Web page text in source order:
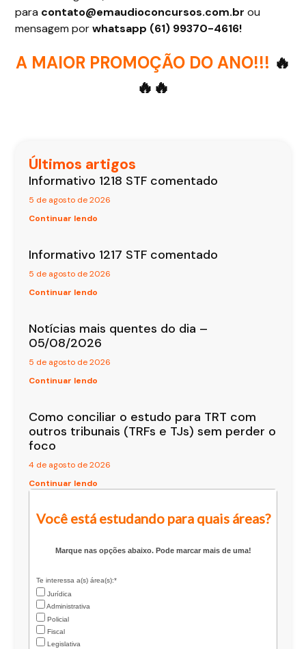
para contato@emaudioconcursos.com.br ou
mensagem porwhatsapp (61) 99370-4616!
A MAIOR PROMOÇÃO DO ANO!!! 🔥
🔥🔥
Últimos artigos
Informativo 1218 STF comentado
5 de agosto de 2026
Continuar lendo
Informativo 1217 STF comentado
5 de agosto de 2026
Continuar lendo
Notícias mais quentes do dia –
05/08/2026
5 de agosto de 2026
Continuar lendo
Como conciliar o estudo para TRT com
outros tribunais (TRFs e TJs) sem perder o
foco
4 de agosto de 2026
Continuar lendo
Você está estudando para quais áreas?
Marque nas opções abaixo. Pode marcar mais de uma!
Te interessa a(s) área(s):*
Jurídica
Administrativa
Policial
Fiscal
Legislativa